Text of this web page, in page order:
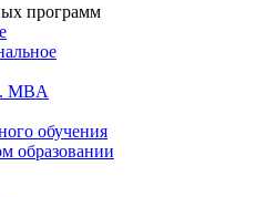
программ
MBA
обучения
образовании